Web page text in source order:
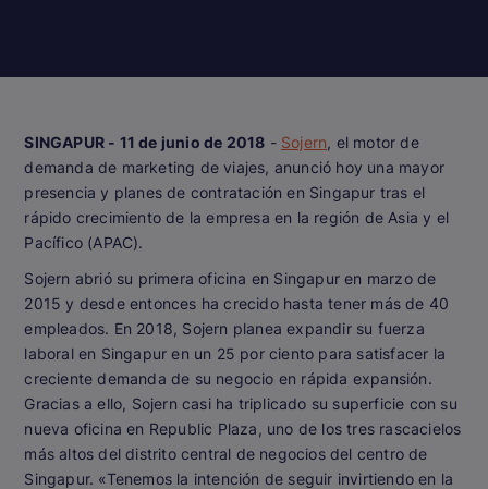
SINGAPUR - 11 de junio de 2018 - Sojern, el motor de
demanda de marketing de viajes, anunció hoy una mayor
presencia y planes de contratación en Singapur tras el
rápido crecimiento de la empresa en la región de Asia y el
Pacífico (APAC).
Sojern abrió su primera oficina en Singapur en marzo de
2015 y desde entonces ha crecido hasta tener más de 40
empleados. En 2018, Sojern planea expandir su fuerza
laboral en Singapur en un 25 por ciento para satisfacer la
creciente demanda de su negocio en rápida expansión.
Gracias a ello, Sojern casi ha triplicado su superficie con su
nueva oficina en Republic Plaza, uno de los tres rascacielos
más altos del distrito central de negocios del centro de
Singapur. «Tenemos la intención de seguir invirtiendo en la